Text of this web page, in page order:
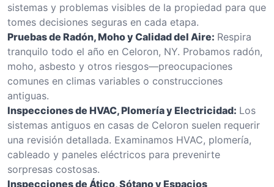
sistemas y problemas visibles de la propiedad para que
tomes decisiones seguras en cada etapa.
Pruebas de Radón, Moho y Calidad del Aire: Respira
tranquilo todo el año en Celoron, NY. Probamos radón,
moho, asbesto y otros riesgos—preocupaciones
comunes en climas variables o construcciones
antiguas.
Inspecciones de HVAC, Plomería y Electricidad: Los
sistemas antiguos en casas de Celoron suelen requerir
una revisión detallada. Examinamos HVAC, plomería,
cableado y paneles eléctricos para prevenirte
sorpresas costosas.
Inspecciones de Ático, Sótano y Espacios